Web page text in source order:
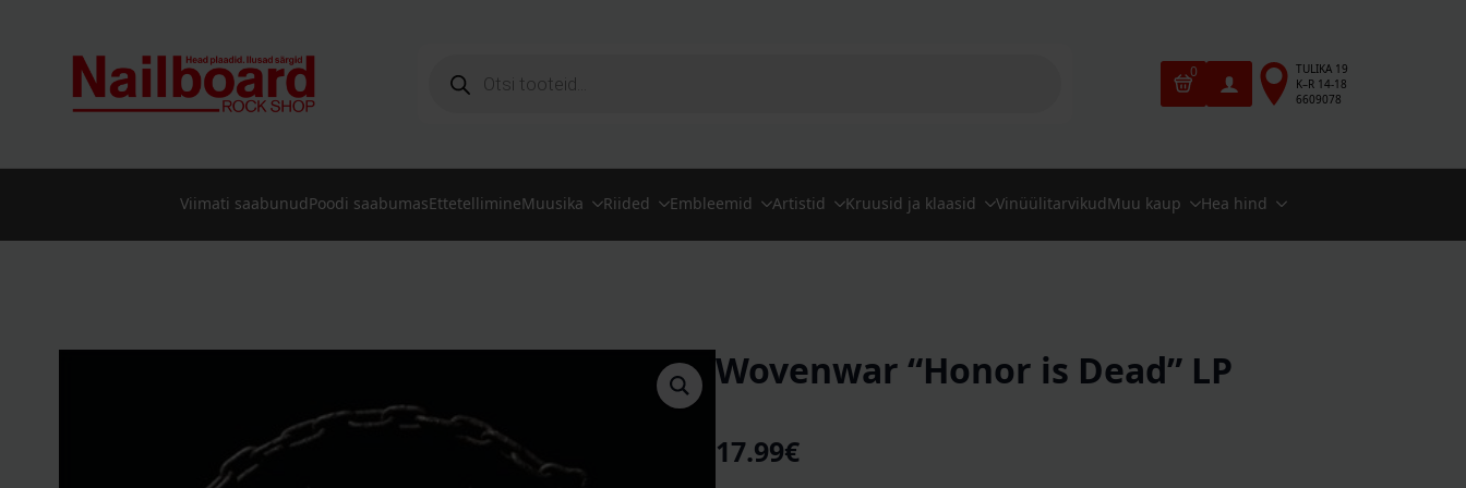
search 0
TULIKA 19
K–R 14-18
6609078
Viimati saabunudPoodi saabumasEttetellimineMuusika Riided Embleemid Artistid Kruusid ja klaasid VinüülitarvikudMuu kaup Hea hind
Wovenwar “Honor is Dead” LP
17.99€